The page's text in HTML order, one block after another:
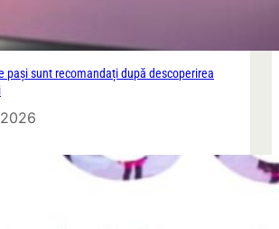
pași sunt recomandați după descoperirea